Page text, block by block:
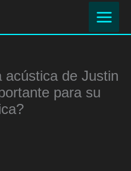
acústica de Justin
para su